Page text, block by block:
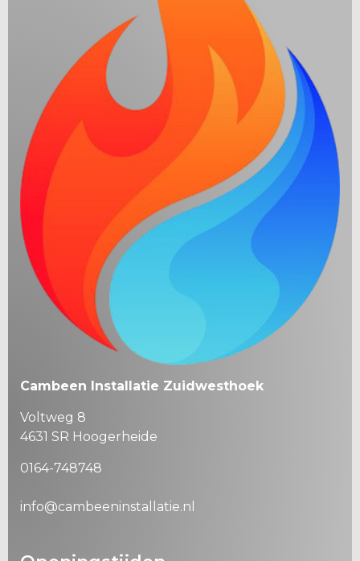
Cambeen Installatie Zuidwesthoek
Voltweg 8
4631 SR Hoogerheide
0164-748748
info@cambeeninstallatie.nl